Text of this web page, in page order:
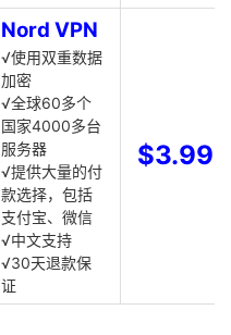
Nord VPN
√使用双重数据
加密
√全球60多个
国家4000多台
服务器
√提供大量的付
款选择，包括
支付宝、微信
√中文支持
√30天退款保
证
$3.99